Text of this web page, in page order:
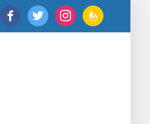
facebooktwitter instagramfeedburner